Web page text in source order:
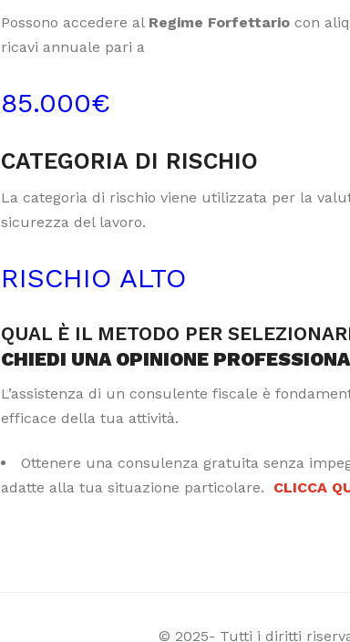
Possono accedere al Regime Forfettario con
ricavi annuale pari a
85.000€
CATEGORIA DI RISCHIO
La categoria di rischio viene utilizzata per la
sicurezza del lavoro.
RISCHIO ALTO
QUAL È IL METODO PER
CHIEDI UNA OPINIONE
L’assistenza di un consulente fiscale è
efficace della tua attività.
Ottenere una consulenza gratuita senza
adatte alla tua situazione particolare. CLICCA
© 2025- Tutti i diritti